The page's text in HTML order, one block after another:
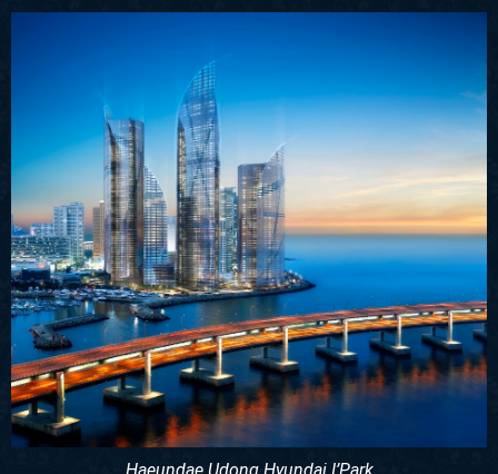
Udong bao gồm ba tòa tháp dân cư cao tầng, một khách sạn